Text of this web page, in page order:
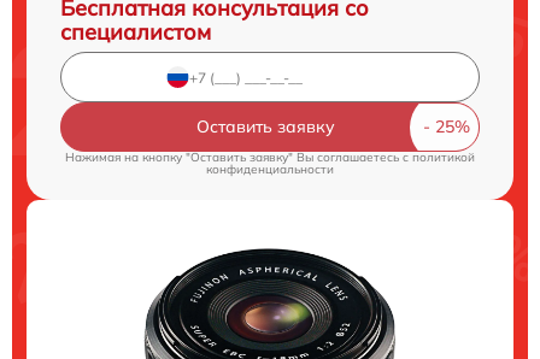
Бесплатная консультация со
специалистом
Оставить заявку
Нажимая на кнопку "Оставить заявку" Вы соглашаетесь c политикой
конфиденциальности